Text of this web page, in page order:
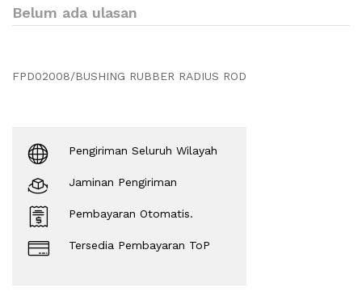
Belum ada ulasan
FPD02008/BUSHING RUBBER RADIUS ROD
Pengiriman Seluruh Wilayah
Jaminan Pengiriman
Pembayaran Otomatis.
Tersedia Pembayaran ToP